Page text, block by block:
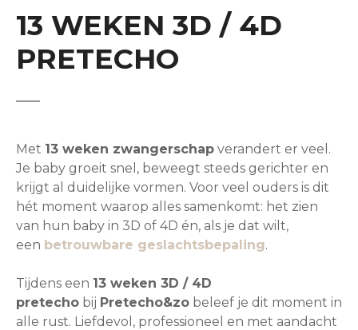
13 WEKEN 3D / 4D
PRETECHO
Met 13 weken zwangerschap verandert er veel.
Je baby groeit snel, beweegt steeds gerichter en
krijgt al duidelijke vormen. Voor veel ouders is dit
hét moment waarop alles samenkomt: het zien
van hun baby in 3D of 4D én, als je dat wilt,
een betrouwbare geslachtsbepaling.
Tijdens een 13 weken 3D / 4D
pretecho bij Pretecho&zo beleef je dit moment in
alle rust. Liefdevol, professioneel en met aandacht